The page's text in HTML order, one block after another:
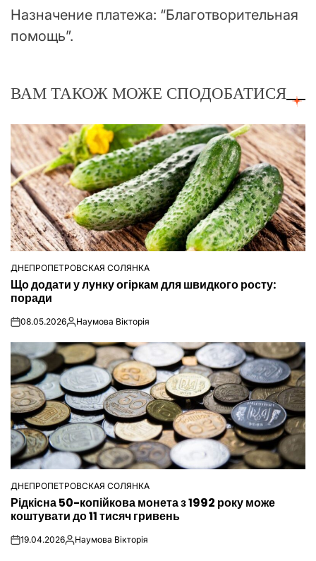
Назначение платежа: “Благотворительная
помощь”.
ВАМ ТАКОЖ МОЖЕ СПОДОБАТИСЯ
ОПУБЛІКУВАТИ
У
ДНЕПРОПЕТРОВСКАЯ СОЛЯНКА
Що додати у лунку огіркам для швидкого росту:
поради
on08.05.2026Опубліковано
Наумова Вікторія
ОПУБЛІКУВАТИ
У
ДНЕПРОПЕТРОВСКАЯ СОЛЯНКА
Рідкісна 50-копійкова монета з 1992 року може
коштувати до 11 тисяч гривень
on19.04.2026Опубліковано
Наумова Вікторія